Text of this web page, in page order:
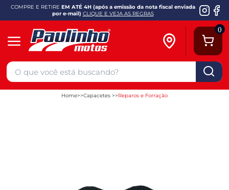
COMPRE E RETIRE EM ATÉ 4H (após a emissão da nota fiscal enviada
por e-mail) CLIQUE E VEJA AS REGRAS
0
Home Capacetes Reparos e Forração